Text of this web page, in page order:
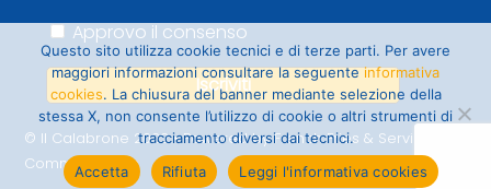
Approvo il consenso
© Il Calabrone 2022 • Powered by French Fries & Service
Communication
Questo sito utilizza cookie tecnici e di terze parti. Per avere
maggiori informazioni consultare la seguenteinformativa
cookies. La chiusura del banner mediante selezione della
stessa X, non consente l’utilizzo di cookie o altri strumenti di
tracciamento diversi dai tecnici.
Accetta
Rifiuta Leggi l'informativa cookies